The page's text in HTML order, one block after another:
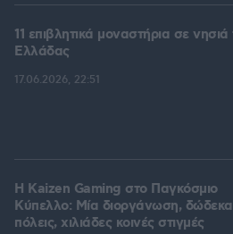
11 επιβλητικά μοναστήρια σε νησιά
Ελλάδας
17.06.2026, 22:51
H Kaizen Gaming στο Παγκόσμιο
Kύπελλο: Μία διοργάνωση, δώδεκα
πόλεις, χιλιάδες κοινές στιγμές